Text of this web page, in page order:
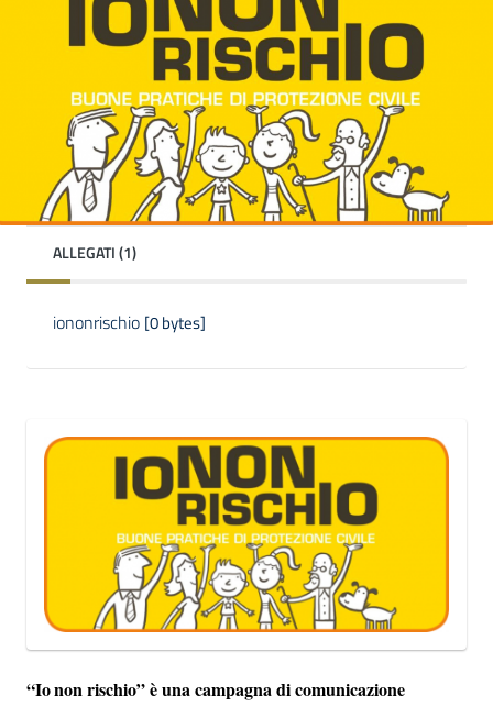
ALLEGATI (1)
iononrischio [0 bytes]
“Ionon rischio”è una campagna di comunicazione